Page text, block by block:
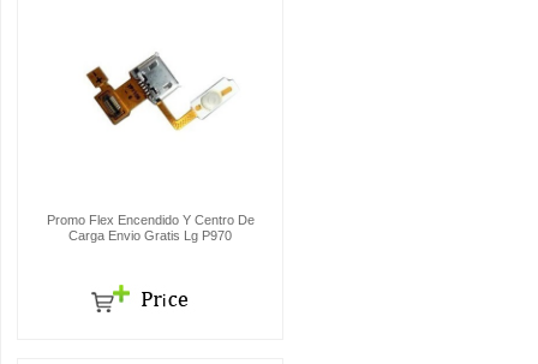
Promo Flex Encendido Y Centro De
Carga Envio Gratis Lg P970